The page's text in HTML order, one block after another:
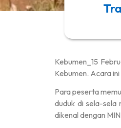
Kebumen_15
Kebumen. Acara
Para peserta
duduk di sela-sela
dikenal dengan